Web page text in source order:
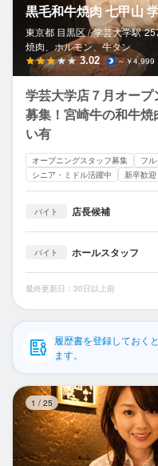
応募履歴
WEB履歴書
スカウト・メルマガ受信設
ヘルプ・お問い合わせフォーム
掲載をご検討の店舗様へ
プライバシーポリシー
利用規約
企業情報
黒毛和牛焼肉 七甲山
東京都 目黒区 / 学芸大学駅
焼肉、ホルモン、牛タン
3.02 ～￥4,999
学芸大学店７月オー
募集！宮崎牛の和牛
い有
オープニングスタッフ募集 フ
シニア・ミドル活躍中
新卒歓迎
バイト 店長候補
バイト ホールスタッフ
最終更新日：30日以上前
履歴書を登録しておく
ます。
1 / 25